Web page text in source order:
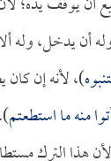
أن يدخل،
)، لأنه إن كان
منه ما استطعتم).